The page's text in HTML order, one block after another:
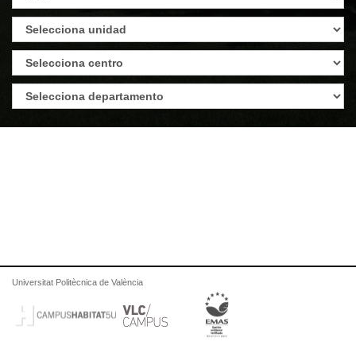
Universitat Politècnica de València